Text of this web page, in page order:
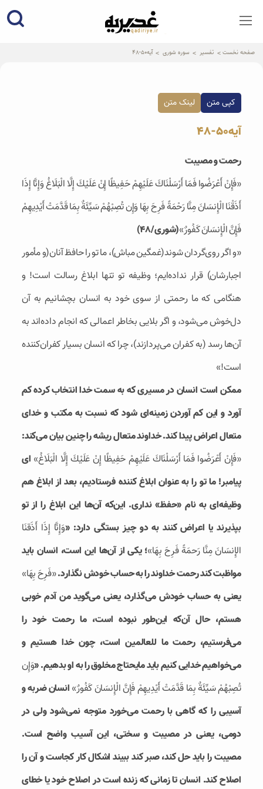
qadiriye.ir
نشریه ی غدیریه-بیانات استاد
صفحه نخست تفسیر سوره شوری آیه50-48
کپی متن لینک متن
آیه50-48
رحمت و مصیبت
«فَإِنْ أَعْرَضُوا فَمَا أَرْسَلْنَاكَ عَلَيْهِمْ حَفِيظًا إِنْ عَلَيْكَ إِلَّا الْبَلَاغُ وَإِنَّا إِذَا
أَذَقْنَا الْإِنسَانَ مِنَّا رَحْمَةً فَرِحَ بِهَا وَإِن تُصِبْهُمْ سَيِّئَةٌ بِمَا قَدَّمَتْ أَيْدِيهِمْ
فَإِنَّ الْإِنسَانَ كَفُورٌ»(شوری/48)
«و اگر روى‌‏گردان شوند(غمگين مباش)، ما تو را حافظ آنان(و مأمور
اجبارشان) قرار نداده‏‌ايم؛ وظيفه تو تنها ابلاغ رسالت است! و
هنگامى که ما رحمتى از سوى خود به انسان بچشانيم به آن
دل‌خوش مى‌‏شود، و اگر بلايى بخاطر اعمالى که انجام داده‏‌اند به
آن‌ها رسد (به کفران مى‌‏پردازند)، چرا که انسان بسيار کفران‏‌کننده
است!»
ممکن است انسان در مسیری كه به سمت خدا انتخاب كرده كم
آورد و این کم آوردن زمینه‌ای شود كه نسبت به مكتب و خدای
متعال اعراض پیدا كند. خداوند متعال ریشه‌ را چنین بیان می‌کند:
«فَإِنْ أَعْرَضُوا فَمَا أَرْسَلْنَاكَ عَلَيْهِمْ حَفِيظًا إِنْ عَلَيْكَ إِلَّا الْبَلَاغُ» ای
پیامبر! ما تو را به عنوان ابلاغ كننده فرستادیم، بعد از ابلاغ هم
وظیفه‌ای به نام «حفظ» نداری. این‌كه آن‌ها این ابلاغ را از تو
بپذیرند یا اعراض کنند به دو چیز بستگی دارد: «وَإِنَّا إِذَا أَذَقنَا
الإِنسَانَ مِنَّا رَحمَةً فَرِحَ بِهَا»؛ یكی از آن‌ها این است، انسان باید
مواظبت كند رحمت خداوند را به حساب خودش نگذارد.«فَرِحَ بِهَا»
یعنی به حساب خودش می‌گذارد، یعنی می‌گوید من آدم خوبی‌
هستم، حال آن‌كه این‌طور نبوده است، ما رحمت خود را
می‌فرستیم، رحمت ما للعالمین است، چون خدا هستیم و
می‌خواهیم خدایی كنیم باید مایحتاج مخلوق را به او بدهیم. «وَإِن
تُصِبْهُمْ سَيِّئَةٌ بِمَا قَدَّمَتْ أَيْدِيهِمْ فَإِنَّ الْإِنسَانَ كَفُورٌ»انسان ضربه و
آسیبی را كه گاهی با رحمت می‌خورد متوجه نمی‌شود ولی در
دومی، یعنی در مصیبت و سختی، این آسیب واضح است.
مصیبت را باید حل كند، صبر كند ببیند اشكال کار كجاست و آن را
اصلاح كند. انسان تا زمانی که زنده است در اصلاح خود یا خطای